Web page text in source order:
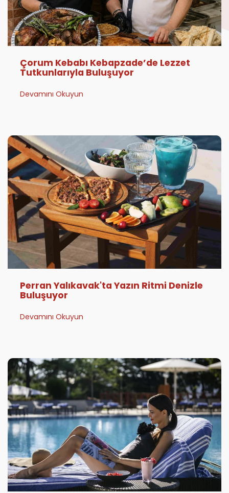
Çorum Kebabı Kebapzade’de Lezzet
Tutkunlarıyla Buluşuyor
Devamını Okuyun
Perran Yalıkavak'ta Yazın Ritmi Denizle
Buluşuyor
Devamını Okuyun